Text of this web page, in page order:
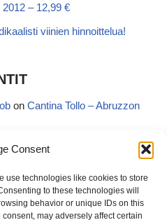
Consent
use technologies like cookies to store
to these technologies will
behavior or unique IDs on this
may adversely affect certain
– 12,99 €
viinien hinnoittelua!
on Cantina Tollo – Abruzzon
Cantina Tollo – Abruzzon viinien
– Ortega Ezquerro Vino de
€)